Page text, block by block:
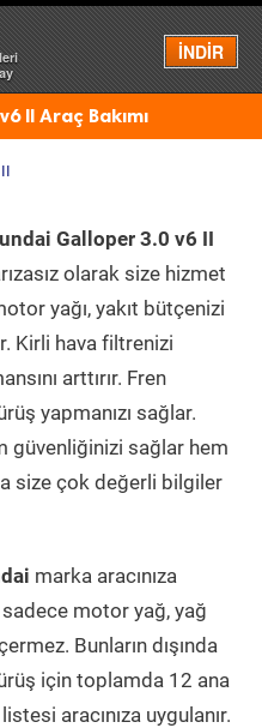
İNDİR
Menü
II Araç Bakımı
Galloper 3.0 v6 II
olarak size hizmet
yağı, yakıt bütçenizi
Kirli hava filtrenizi
arttırır. Fren
yapmanızı sağlar.
güvenliğinizi sağlar hem
size çok değerli bilgiler
marka aracınıza
sadece motor yağ, yağ
Bunların dışında
için toplamda 12 ana
aracınıza uygulanır.